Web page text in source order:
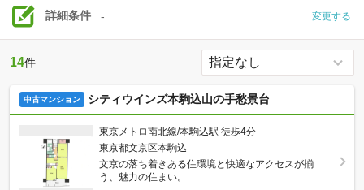
詳細条件 - 変更する
14件
中古マンション シティウインズ本駒込山の手愁景台
東京メトロ南北線/本駒込駅 徒歩4分
東京都文京区本駒込
文京の落ち着きある住環境と快適なアクセスが揃
う、魅力の住まい。